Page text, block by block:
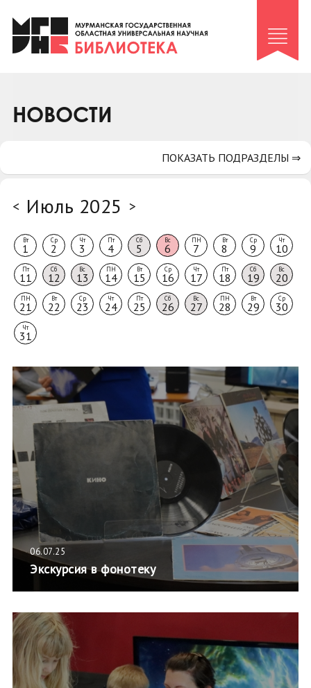
Клуб «Гиря и сельдерей»
Клуб «Семейный архив»
Коллегам
НОВОСТИ
< Июль 2025 >
Вт
1
Ср
2
Чт
3
Пт
4
Сб
5
Вс
6
ПН
7
Вт
8
Ср
9
Чт
10
Пт
11
Сб
12
Вс
13
ПН
14
Вт
15
Ср
16
Чт
17
Пт
18
Сб
19
Вс
20
ПН
21
Вт
22
Ср
23
Чт
24
Пт
25
Сб
26
Вс
27
ПН
28
Вт
29
Ср
30
Чт
31
06.07.25
Экскурсия в фонотеку
ПОКАЗАТЬ ПОДРАЗДЕЛЫ ⇒